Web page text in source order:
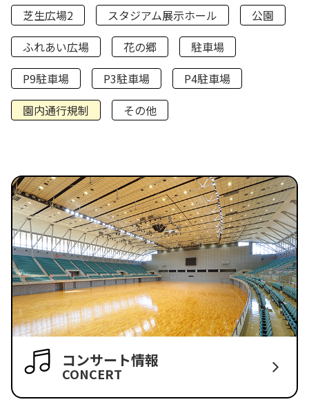
芝生広場2
スタジアム展示ホール
公園
ふれあい広場
花の郷
駐車場
P9駐車場
P3駐車場
P4駐車場
園内通行規制
その他
コンサート情報
CONCERT